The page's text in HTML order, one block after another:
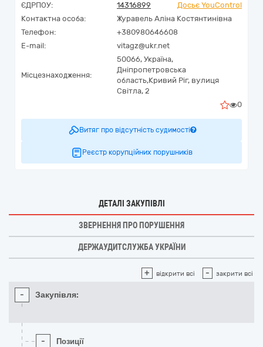
ЄДРПОУ:
14316899
Досьє YouControl
Контактна особа:
Журавель Аліна Костянтинівна
Телефон:
+380980646608
E-mail:
vitagz@ukr.net
Місцезнаходження:
50066, Україна,
Дніпропетровська
область,Кривий Ріг, вулиця
Світла, 2
0
Витяг про відсутність судимості
Реєстр корупційних порушників
ДЕТАЛІ ЗАКУПІВЛІ
ЗВЕРНЕННЯ ПРО ПОРУШЕННЯ
ДЕРЖАУДИТСЛУЖБА УКРАЇНИ
+ відкрити всі - закрити всі
- Закупівля:
- Позиції